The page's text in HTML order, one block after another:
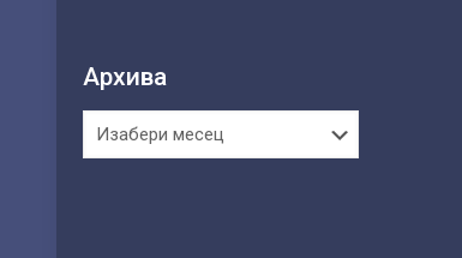
Архива